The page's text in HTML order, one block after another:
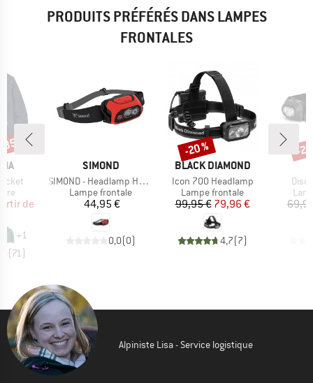
PRODUITS PRÉFÉRÉS DANS LAMPES
FRONTALES
réduit
de
+1
(71)
%
MARQUE
SIMOND
Article
SIMOND - Headlamp HL900 USB
Product group
Lampe frontale
Prix
44,95 €
0,0(0)
MARQUE
BLACK DIAMOND
Article
Icon 700 Headlamp
Product group
Lampe frontale
Prix
99,95 €Prix réduit
79,96 €
4,7(7)
Remise
-20 % -
Alpiniste Lisa - Service logistique